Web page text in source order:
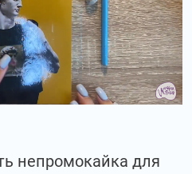
непромокайка для